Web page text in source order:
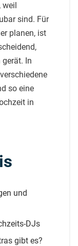
sind. Für
planen, ist
In
so eine
in
und
DJs
gibt es?